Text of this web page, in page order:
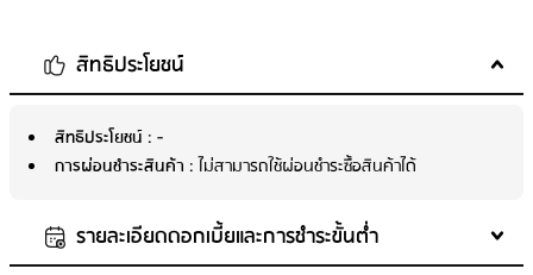
สิทธิประโยชน์
สิทธิประโยชน์ : -
การผ่อนชำระสินค้า : ไม่สามารถใช้ผ่อนชำระซื้อสินค้าได้
รายละเอียดดอกเบี้ยและการชำระขั้นต่ำ